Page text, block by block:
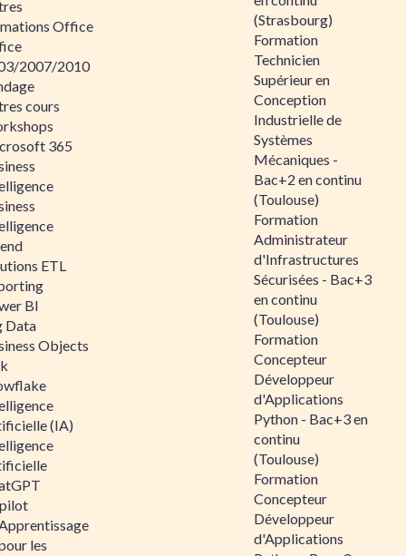
Office
2007/2010
cours
365
ETL
BI
Data
Objects
(IA)
les
(Strasbourg)
Formation
Technicien
Supérieur en
Conception
Industrielle de
Systèmes
Mécaniques -
Bac+2 en continu
(Toulouse)
Formation
Administrateur
d'Infrastructures
Sécurisées - Bac+3
en continu
(Toulouse)
Formation
Concepteur
Développeur
d'Applications
Python - Bac+3 en
continu
(Toulouse)
Formation
Concepteur
Développeur
d'Applications